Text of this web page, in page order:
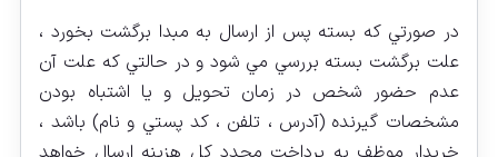
در صورتي كه بسته پس از ارسال به مبدا برگشت بخورد ،‌
علت برگشت بسته بررسي مي شود و در حالتي كه علت آن
عدم حضور شخص در زمان تحويل و يا اشتباه بودن
مشخصات گيرنده (آدرس ، تلفن ، كد پستي و نام) باشد ،